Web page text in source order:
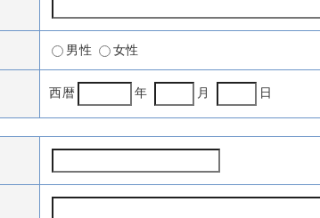
男性 女性
西暦 年 月 日